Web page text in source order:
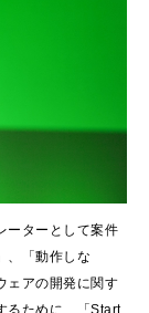
ーターとして案件
、「動作しな
ェアの開発に関す
るために、「Start